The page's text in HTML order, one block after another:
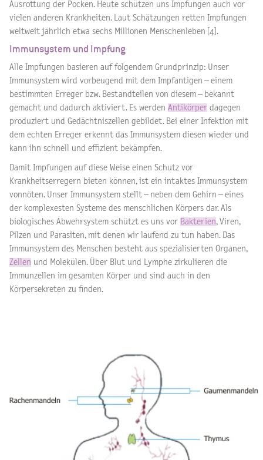
Ausrottung der Pocken. Heute schützen uns Impfungen auch vor
vielen anderen Krankheiten. Laut Schätzungen retten Impfungen
weltweit jährlich etwa sechs Millionen Menschenleben [4].
Immunsystem und Impfung
Alle Impfungen basieren auf folgendem Grundprinzip: Unser
Immunsystem wird vorbeugend mit dem Impfantigen – einem
bestimmten Erreger bzw. Bestandteilen von diesem – bekannt
gemacht und dadurch aktiviert. Es werden Antikörper dagegen
produziert und Gedächtniszellen gebildet. Bei einer Infektion mit
dem echten Erreger erkennt das Immunsystem diesen wieder und
kann ihn schnell und effizient bekämpfen.
Damit Impfungen auf diese Weise einen Schutz vor
Krankheitserregern bieten können, ist ein intaktes Immunsystem
vonnöten. Unser Immunsystem stellt – neben dem Gehirn – eines
der komplexesten Systeme des menschlichen Körpers dar. Als
biologisches Abwehrsystem schützt es uns vor Bakterien, Viren,
Pilzen und Parasiten, mit denen wir laufend zu tun haben. Das
Immunsystem des Menschen besteht aus spezialisierten Organen,
Zellen und Molekülen. Über Blut und Lymphe zirkulieren die
Immunzellen im gesamten Körper und sind auch in den
Körpersekreten zu finden.